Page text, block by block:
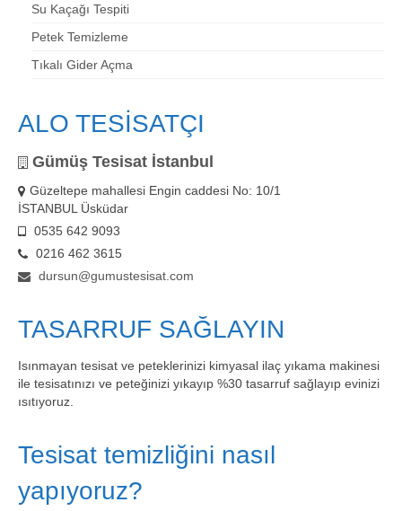
Su Kaçağı Tespiti
Petek Temizleme
Tıkalı Gider Açma
ALO TESİSATÇI
Gümüş Tesisat İstanbul
Güzeltepe mahallesi Engin caddesi No: 10/1
İSTANBUL Üsküdar
0535 642 9093
0216 462 3615
dursun@gumustesisat.com
TASARRUF SAĞLAYIN
Isınmayan tesisat ve peteklerinizi kimyasal ilaç yıkama makinesi
ile tesisatınızı ve peteğinizi yıkayıp %30 tasarruf sağlayıp evinizi
ısıtıyoruz.
Tesisat temizliğini nasıl
yapıyoruz?